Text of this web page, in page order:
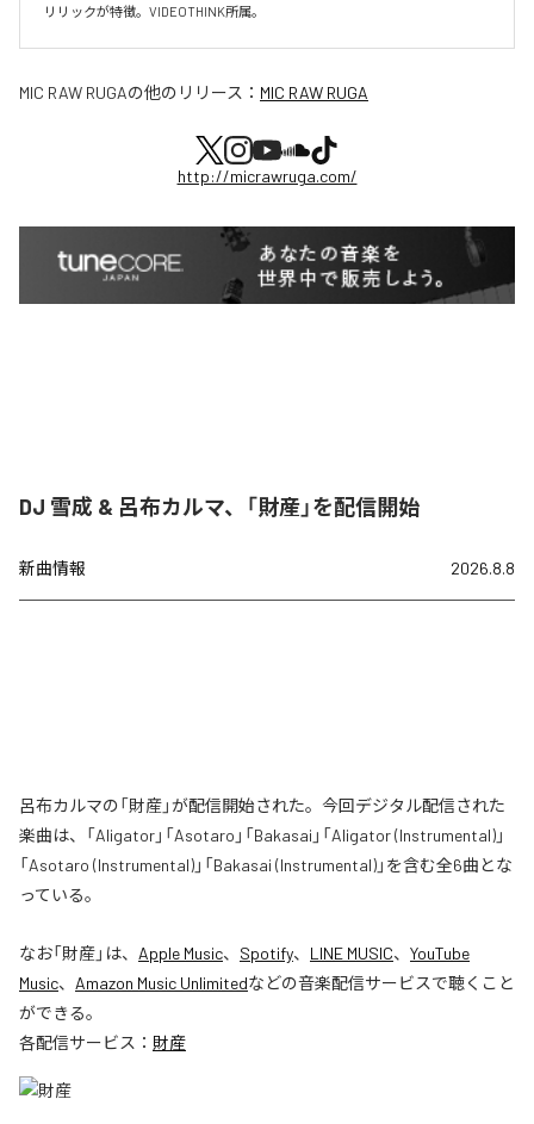
リリックが特徴。VIDEOTHINK所属。
MIC RAW RUGAの他のリリース： MIC RAW RUGA
http://micrawruga.com/
DJ 雪成 & 呂布カルマ、「財産」を配信開始
新曲情報 2026.8.8
呂布カルマの「財産」が配信開始された。今回デジタル配信された
楽曲は、「Aligator」「Asotaro」「Bakasai」「Aligator (Instrumental)」
「Asotaro (Instrumental)」「Bakasai (Instrumental)」を含む全6曲とな
っている。
なお「財産」は、 Apple Music、 Spotify、 LINE MUSIC、 YouTube
Music、 Amazon Music Unlimitedなどの音楽配信サービスで聴くこと
ができる。
各配信サービス： 財産